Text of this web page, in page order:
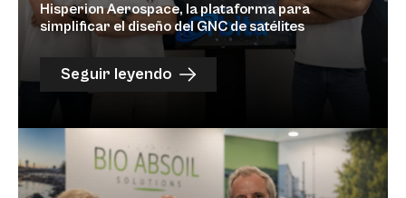
Hisperion Aerospace, la plataforma para
simplificar el diseño del GNC de satélites
Seguir leyendo